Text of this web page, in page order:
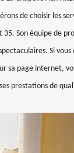
de choisir les
Son équipe de
Si
sa page internet,
prestations de